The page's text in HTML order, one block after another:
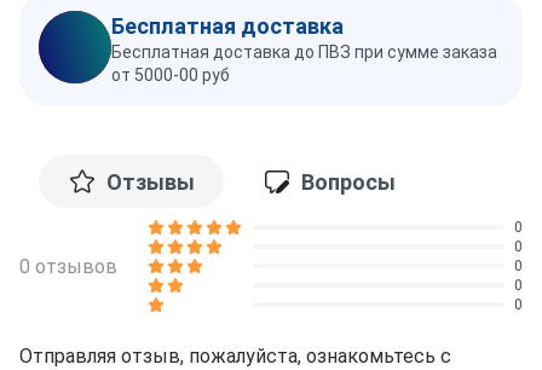
Бесплатная доставка
Бесплатная доставка до ПВЗ при сумме заказа
от 5000-00 руб
Отзывы Вопросы
0 отзывов
0
0
0
0
0
Отправляя отзыв, пожалуйста, ознакомьтесь с